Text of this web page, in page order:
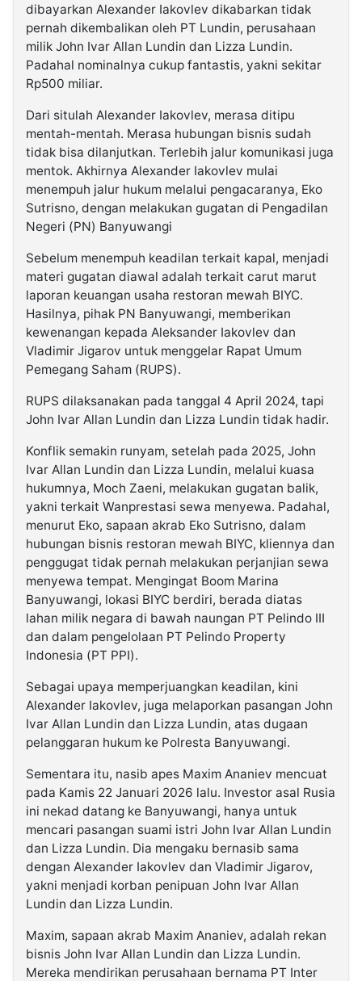
dibayarkan Alexander Iakovlev dikabarkan tidak
pernah dikembalikan oleh PT Lundin, perusahaan
milik John Ivar Allan Lundin dan Lizza Lundin.
Padahal nominalnya cukup fantastis, yakni sekitar
Rp500 miliar.
Dari situlah Alexander Iakovlev, merasa ditipu
mentah-mentah. Merasa hubungan bisnis sudah
tidak bisa dilanjutkan. Terlebih jalur komunikasi juga
mentok. Akhirnya Alexander Iakovlev mulai
menempuh jalur hukum melalui pengacaranya, Eko
Sutrisno, dengan melakukan gugatan di Pengadilan
Negeri (PN) Banyuwangi
Sebelum menempuh keadilan terkait kapal, menjadi
materi gugatan diawal adalah terkait carut marut
laporan keuangan usaha restoran mewah BIYC.
Hasilnya, pihak PN Banyuwangi, memberikan
kewenangan kepada Aleksander Iakovlev dan
Vladimir Jigarov untuk menggelar Rapat Umum
Pemegang Saham (RUPS).
RUPS dilaksanakan pada tanggal 4 April 2024, tapi
John Ivar Allan Lundin dan Lizza Lundin tidak hadir.
Konflik semakin runyam, setelah pada 2025, John
Ivar Allan Lundin dan Lizza Lundin, melalui kuasa
hukumnya, Moch Zaeni, melakukan gugatan balik,
yakni terkait Wanprestasi sewa menyewa. Padahal,
menurut Eko, sapaan akrab Eko Sutrisno, dalam
hubungan bisnis restoran mewah BIYC, kliennya dan
penggugat tidak pernah melakukan perjanjian sewa
menyewa tempat. Mengingat Boom Marina
Banyuwangi, lokasi BIYC berdiri, berada diatas
lahan milik negara di bawah naungan PT Pelindo III
dan dalam pengelolaan PT Pelindo Property
Indonesia (PT PPI).
Sebagai upaya memperjuangkan keadilan, kini
Alexander Iakovlev, juga melaporkan pasangan John
Ivar Allan Lundin dan Lizza Lundin, atas dugaan
pelanggaran hukum ke Polresta Banyuwangi.
Sementara itu, nasib apes Maxim Ananiev mencuat
pada Kamis 22 Januari 2026 lalu. Investor asal Rusia
ini nekad datang ke Banyuwangi, hanya untuk
mencari pasangan suami istri John Ivar Allan Lundin
dan Lizza Lundin. Dia mengaku bernasib sama
dengan Alexander Iakovlev dan Vladimir Jigarov,
yakni menjadi korban penipuan John Ivar Allan
Lundin dan Lizza Lundin.
Maxim, sapaan akrab Maxim Ananiev, adalah rekan
bisnis John Ivar Allan Lundin dan Lizza Lundin.
Mereka mendirikan perusahaan bernama PT Inter